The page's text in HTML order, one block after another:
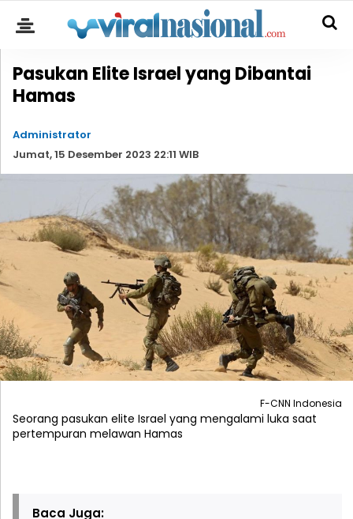
Pasukan Elite Israel yang Dibantai
Hamas
Administrator
Jumat, 15 Desember 2023 22:11 WIB
F-CNN Indonesia
Seorang pasukan elite Israel yang mengalami luka saat
pertempuran melawan Hamas
Baca Juga: